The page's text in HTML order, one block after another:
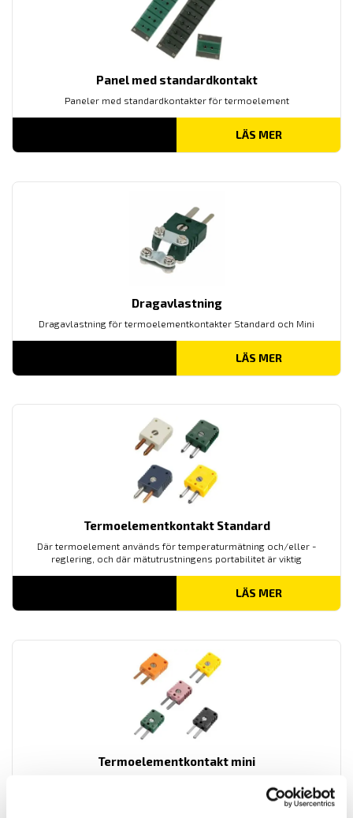
Panel med standardkontakt
Paneler med standardkontakter för termoelement
LÄS MER
Dragavlastning
Dragavlastning för termoelementkontakter Standard och Mini
LÄS MER
Termoelementkontakt Standard
Där termoelement används för temperaturmätning och/eller -
reglering, och där mätutrustningens portabilitet är viktig
LÄS MER
Termoelementkontakt mini
reglering, och där mätutrustningens portabilitet är viktig